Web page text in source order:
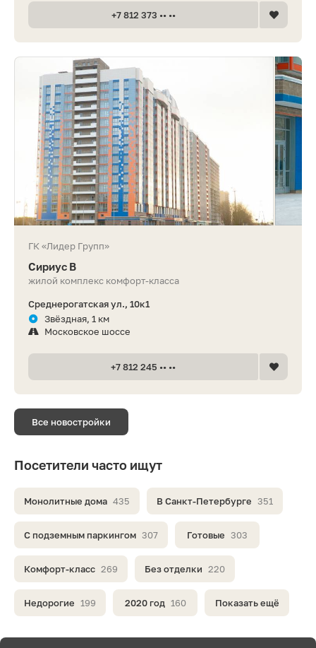
+7 812 373 •• ••
ГК «Лидер Групп»
Сириус В
жилой комплекс комфорт-класса
Среднерогатская ул., 10к1
Звёздная, 1 км
Московское шоссе
+7 812 245 •• ••
Все новостройки
Посетители часто ищут
Монолитные дома 435 В Санкт-Петербурге 351
С подземным паркингом 307 Готовые 303
Комфорт-класс 269 Без отделки 220
Недорогие 199 2020 год 160 Показать ещё